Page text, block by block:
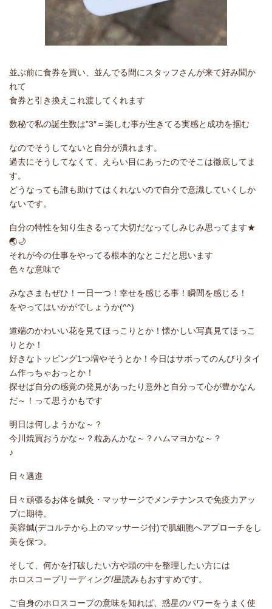
並ぶ前に食券を買い、並んでる間にスタッフさんが来て好み聞か
れて
食券と引き換えこれ渡してくれます
数秘で私の誕生数は”3″＝楽しむ事が生きてる実感と成功を掴む
なのでそうしてないと自分が潰れます。
過去にそうしてなくて、えらい目にあったのでそこは徹底してま
す。
どうなっても誰も助けてはくれないので自分で意識していくしか
ないです。
自分の特性を知り生きるって大切だなってしみじみ思ってます★
🌏🌙
それが今の仕事をやってる根本的なとこだと思います
色々な意味で
みなさまもぜひ！一日一つ！幸せを感じる事！瞬間を感じる！
をやってはいかがでしょうか(^^)
道端のかわいい花を見てほっこりとか！懐かしい写真見てほっこ
りとか！
好きなトッピング1つ増やそうとか！今日はサボってのんびりタイ
ム作っちゃおっとか！
探せば自分の感覚の発見があったり意外と自分って心が豊かなん
だ～！って思うかもです
明日は何しようかな～？
今川焼買おうかな～？粒あんかな～？ハムマヨかな～？
♪
日々邁進
日々頑張るお体を鍼灸・マッサージでメンテナンスで免疫力アッ
プに期待。
美容鍼(デコルテから上のマッサージ付)で肌細胞へアプローチをし
美を保つ。
そして、何かを打破したい方や頭の中を整理したい方には
ホロスコープリーディング/星読みもおすすめです。
ご自身のホロスコープの意味を知れば、惑星のパワーをうまく使